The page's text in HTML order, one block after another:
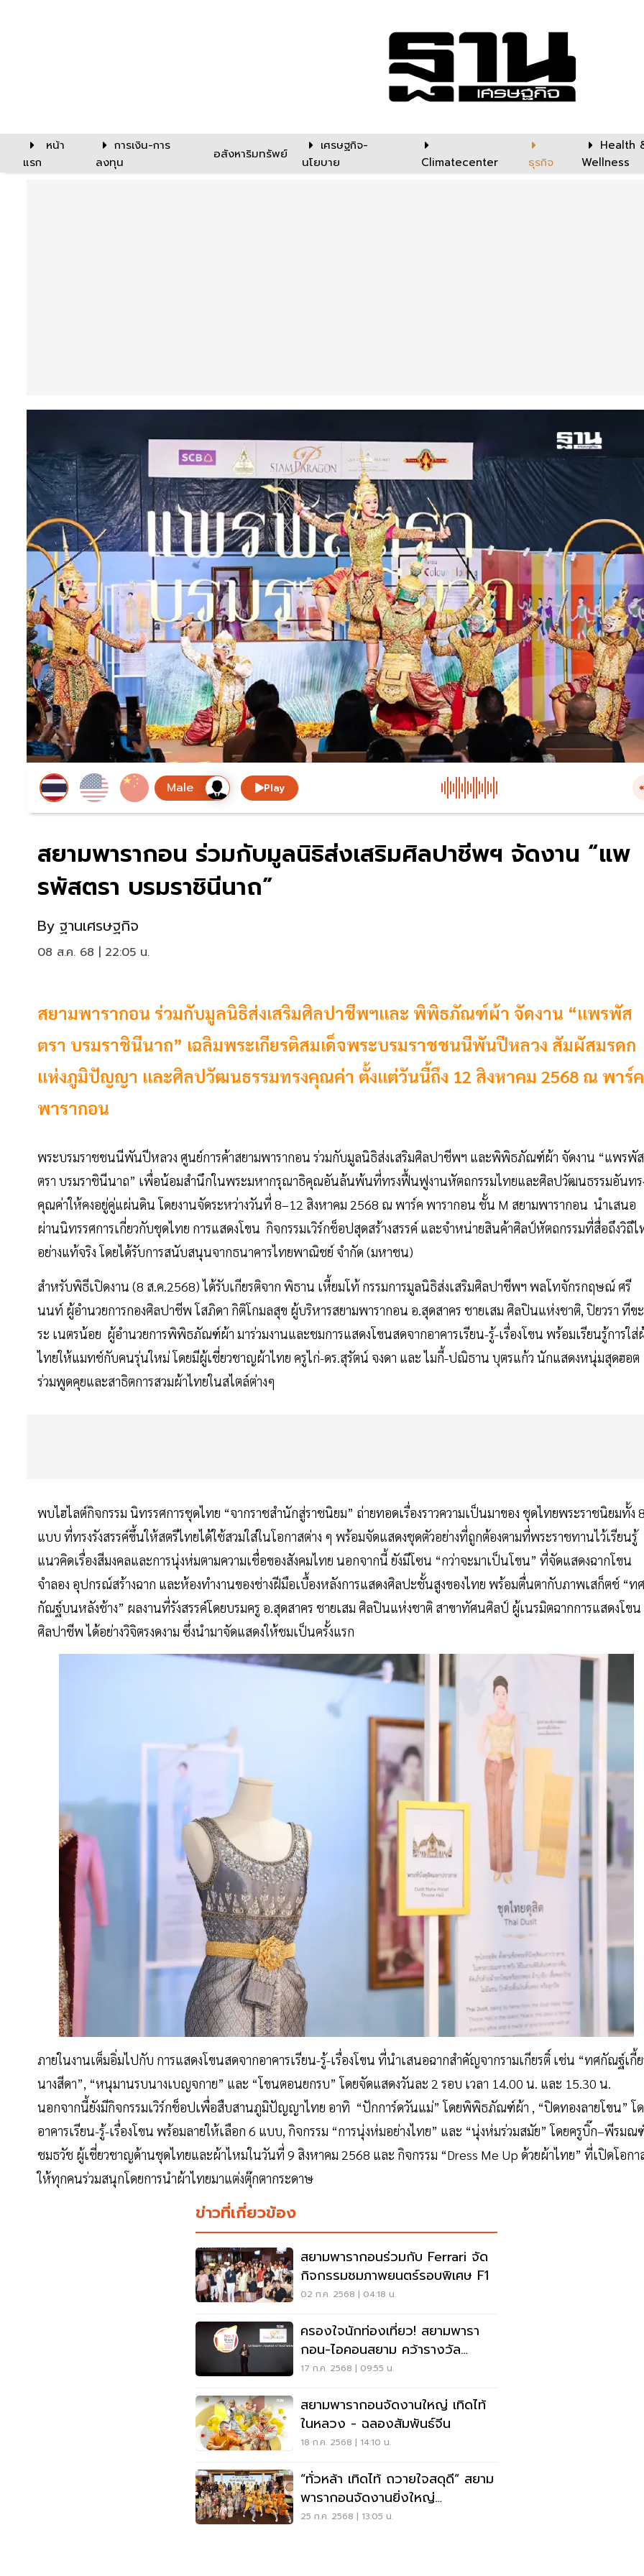
หน้า
แรก
การเงิน-การ
ลงทุน
อสังหาริมทรัพย์
เศรษฐกิจ-
นโยบาย
Climatecenter ธุรกิจ
Health
Wellness
Play
สยามพารากอน ร่วมกับมูลนิธิส่งเสริมศิลปาชีพฯ จัดงาน “แพ
รพัสตรา บรมราชินีนาถ”
By ฐานเศรษฐกิจ
08 ส.ค. 68 | 22:05 น.
สยามพารากอน ร่วมกับมูลนิธิส่งเสริมศิลปาชีพฯและ พิพิธภัณฑ์ผ้า จัดงาน “แพรพัส
ตรา บรมราชินีนาถ” เฉลิมพระเกียรติสมเด็จพระบรมราชชนนีพันปีหลวง สัมผัสมรดก
แห่งภูมิปัญญา และศิลปวัฒนธรรมทรงคุณค่า ตั้งแต่วันนี้ถึง 12 สิงหาคม 2568 ณ พาร์ค
พารากอน
พระบรมราชชนนีพันปีหลวง ศูนย์การค้าสยามพารากอน ร่วมกับมูลนิธิส่งเสริมศิลปาชีพฯ และพิพิธภัณฑ์ผ้า จัดงาน “แพรพัส
ตรา บรมราชินีนาถ” เพื่อน้อมสำนึกในพระมหากรุณาธิคุณอันล้นพ้นที่ทรงฟื้นฟูงานหัตถกรรมไทยและศิลปวัฒนธรรมอันทร
คุณค่าให้คงอยู่คู่แผ่นดิน โดยงานจัดระหว่างวันที่ 8–12 สิงหาคม 2568 ณ พาร์ค พารากอน ชั้น M สยามพารากอน นำเสนอ
ผ่านนิทรรศการเกี่ยวกับชุดไทย การแสดงโขน กิจกรรมเวิร์กช็อปสุดสร้างสรรค์ และจำหน่ายสินค้าศิลป์หัตถกรรมที่สื่อถึงวิถีไ
อย่างแท้จริง โดยได้รับการสนับสนุนจากธนาคารไทยพาณิชย์ จำกัด (มหาชน)
สำหรับพิธีเปิดงาน (8 ส.ค.2568) ได้รับเกียรติจาก พิธาน เหี้ยมโท้ กรรมการมูลนิธิส่งเสริมศิลปาชีพฯ พลโทจักรกฤษณ์ ศรี
นนท์ ผู้อำนวยการกองศิลปาชีพ โสภิดา กิติโกมลสุข ผู้บริหารสยามพารากอน อ.สุดสาคร ชายเสม ศิลปินแห่งชาติ, ปิยวรา ทีขะ
ระ เนตรน้อย ผู้อำนวยการพิพิธภัณฑ์ผ้า มาร่วมงานและชมการแสดงโขนสดจากอาคารเรียน-รู้-เรื่องโขน พร้อมเรียนรู้การใส่
ไทยให้แมทช์กับคนรุ่นใหม่ โดยมีผู้เชี่ยวชาญผ้าไทย ครูไก่-ดร.สุรัตน์ จงดา และ ไมกี้-ปณิธาน บุตรแก้ว นักแสดงหนุ่มสุดฮอต
ร่วมพูดคุยและสาธิตการสวมผ้าไทยในสไตล์ต่างๆ
พบไฮไลต์กิจกรรม นิทรรศการชุดไทย “จากราชสำนักสู่ราชนิยม” ถ่ายทอดเรื่องราวความเป็นมาของ ชุดไทยพระราชนิยมทั้ง
แบบ ที่ทรงรังสรรค์ขึ้นให้สตรีไทยได้ใช้สวมใส่ในโอกาสต่าง ๆ พร้อมจัดแสดงชุดตัวอย่างที่ถูกต้องตามที่พระราชทานไว้เรียนรู้
แนวคิดเรื่องสีมงคลและการนุ่งห่มตามความเชื่อของสังคมไทย นอกจากนี้ ยังมีโซน “กว่าจะมาเป็นโขน” ที่จัดแสดงฉากโขน
จำลอง อุปกรณ์สร้างฉาก และห้องทำงานของช่างฝีมือเบื้องหลังการแสดงศิลปะชั้นสูงของไทย พร้อมตื่นตากับภาพเสก็ตช์ “ทศ
กัณฐ์บนหลังช้าง” ผลงานที่รังสรรค์โดยบรมครู อ.สุดสาคร ชายเสม ศิลปินแห่งชาติ สาขาทัศนศิลป์ ผู้เนรมิตฉากการแสดงโขน
ศิลปาชีพ ได้อย่างวิจิตรงดงาม ซึ่งนำมาจัดแสดงให้ชมเป็นครั้งแรก
ภายในงานเต็มอิ่มไปกับ การแสดงโขนสดจากอาคารเรียน-รู้-เรื่องโขน ที่นำเสนอฉากสำคัญจากรามเกียรติ์ เช่น “ทศกัณฐ์เกี้
นางสีดา”, “หนุมานรบนางเบญจกาย” และ “โขนตอนยกรบ” โดยจัดแสดงวันละ 2 รอบ เวลา 14.00 น. และ 15.30 น.
นอกจากนี้ยังมีกิจกรรมเวิร์กช็อปเพื่อสืบสานภูมิปัญญาไทย อาทิ “ปักการ์ดวันแม่” โดยพิพิธภัณฑ์ผ้า , “ปิดทองลายโขน” โ
อาคารเรียน-รู้-เรื่องโขน พร้อมลายให้เลือก 6 แบบ, กิจกรรม “การนุ่งห่มอย่างไทย” และ “นุ่งห่มร่วมสมัย” โดยครูบิ๊ก–พีรมณ
ชมธวัช ผู้เชี่ยวชาญด้านชุดไทยและผ้าไหมในวันที่ 9 สิงหาคม 2568 และ กิจกรรม “Dress Me Up ด้วยผ้าไทย” ที่เปิดโอกา
ให้ทุกคนร่วมสนุกโดยการนำผ้าไทยมาแต่งตุ๊กตากระดาษ
ข่าวที่เกี่ยวข้อง
สยามพารากอนร่วมกับ Ferrari จัด
กิจกรรมชมภาพยนตร์รอบพิเศษ F1
02 ก.ค. 2568 | 04:18 น.
ครองใจนักท่องเที่ยว! สยามพารา
กอน-ไอคอนสยาม คว้ารางวัล
Tourist Mall 3 ปีติด
17 ก.ค. 2568 | 09:55 น.
สยามพารากอนจัดงานใหญ่ เทิดไท้
ในหลวง - ฉลองสัมพันธ์จีน
18 ก.ค. 2568 | 14:10 น.
“ทั่วหล้า เทิดไท้ ถวายใจสดุดี” สยาม
พารากอนจัดงานยิ่งใหญ่
เฉลิมพระเกียรติ
25 ก.ค. 2568 | 13:05 น.